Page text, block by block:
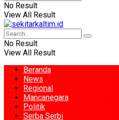
No Result
View All Result
No Result
View All Result
Beranda
News
Regional
Mancanegara
Politik
Serba Serbi